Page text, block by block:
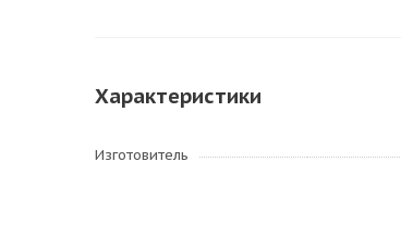
Характеристики
Изготовитель